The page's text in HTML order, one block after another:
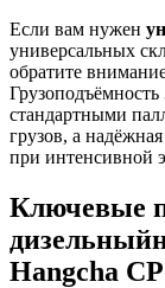
Если вам нужен
универсальных
обратите
Грузоподъёмность
стандартными
грузов, а
при интенсивной
Ключевые
Hangcha